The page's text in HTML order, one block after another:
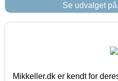
Se udvalget
Mikkeller.dk er kendt for